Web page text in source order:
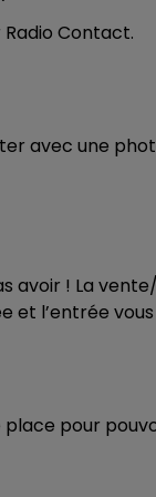
Radio Contact.
avec une
! La
et l’entrée
pour